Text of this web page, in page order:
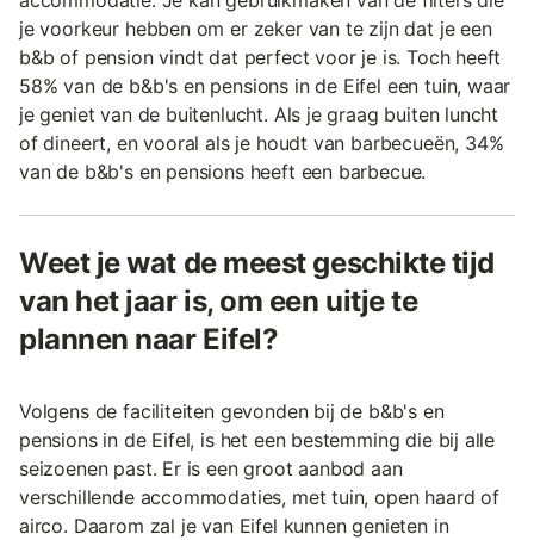
je voorkeur hebben om er zeker van te zijn dat je een
b&b of pension vindt dat perfect voor je is. Toch heeft
58% van de b&b's en pensions in de Eifel een tuin, waar
je geniet van de buitenlucht. Als je graag buiten luncht
of dineert, en vooral als je houdt van barbecueën, 34%
van de b&b's en pensions heeft een barbecue.
Weet je wat de meest geschikte tijd
van het jaar is, om een uitje te
plannen naar Eifel?
Volgens de faciliteiten gevonden bij de b&b's en
pensions in de Eifel, is het een bestemming die bij alle
seizoenen past. Er is een groot aanbod aan
verschillende accommodaties, met tuin, open haard of
airco. Daarom zal je van Eifel kunnen genieten in